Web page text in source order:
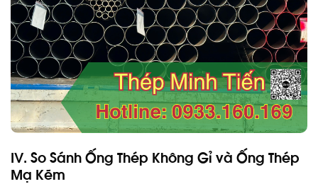
IV. So Sánh Ống Thép Không Gỉ và Ống Thép
Mạ Kẽm